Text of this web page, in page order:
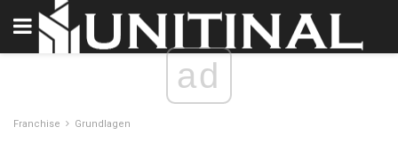
ad
Franchise Grundlagen